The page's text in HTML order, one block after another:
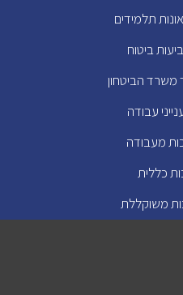
תלמידים
ביטוח
משרד הביטחון
עבודה
מעבודה
כללית
משוקללת